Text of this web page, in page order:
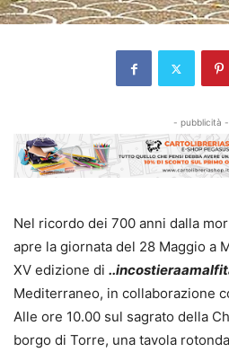
- pubblicità -
Nel ricordo dei 700 anni dalla
apre la giornata del 28 Maggio a
XV edizione di
Mediterraneo, in collaborazione
Alle ore 10.00 sul sagrato della
borgo di Torre, una tavola